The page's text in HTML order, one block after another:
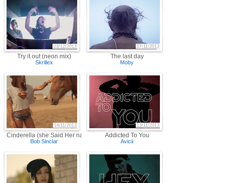
Try it out (neon mix)
03/12/2013
Skrillex
The last day
17/11/2013
Moby
Cinderella (she Said Her name)
14/11/2013
Bob Sinclar
Addicted To You
13/11/2013
Avicii